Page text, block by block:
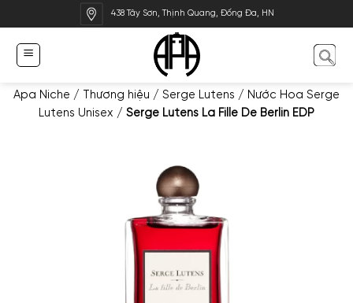
qua
dung
438 Tây Sơn, Thịnh Quang, Đống Đa, HN
Apa Niche / Thương hiệu / Serge Lutens / Nước Hoa Serge
Lutens Unisex / Serge Lutens La Fille De Berlin EDP